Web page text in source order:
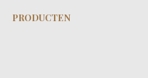
PRODUCTEN